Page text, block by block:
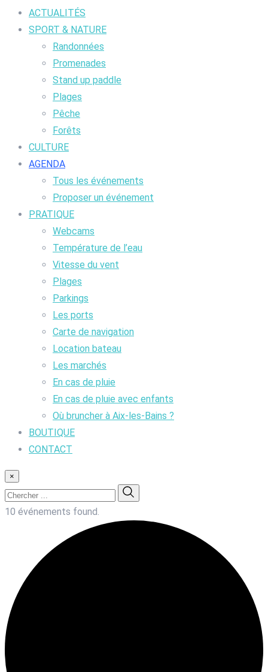
ACTUALITÉS
SPORT & NATURE
Randonnées
Promenades
Stand up paddle
Plages
Pêche
Forêts
CULTURE
AGENDA
Tous les événements
Proposer un événement
PRATIQUE
Webcams
Température de l’eau
Vitesse du vent
Plages
Parkings
Les ports
Carte de navigation
Location bateau
Les marchés
En cas de pluie
En cas de pluie avec enfants
Où bruncher à Aix-les-Bains ?
BOUTIQUE
CONTACT
×
10 événements found.